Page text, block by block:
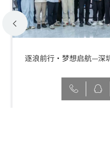
逐浪前行·梦想启航—深